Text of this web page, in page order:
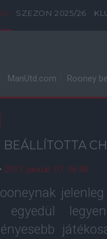
SZEZON 2025/26
ManUtd.com Rooney
BEÁLLÍTOTTA
• 2017. január. 07. 16:40